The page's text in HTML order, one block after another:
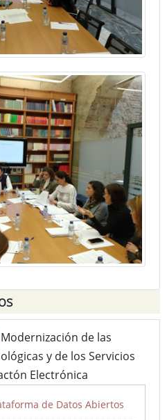
Modernización de las
y de los Servicios
Electrónica
de Datos Abiertos